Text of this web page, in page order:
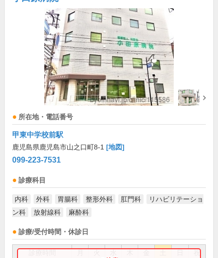
所在地・電話番号
甲東中学校前駅
鹿児島県鹿児島市山之口町8-1 [地図]
099-223-7531
診療科目
内科 外科 胃腸科 整形外科 肛門科
リハビリテーショ
ン科
放射線科 麻酔科
診療/受付時間・休診日
祝